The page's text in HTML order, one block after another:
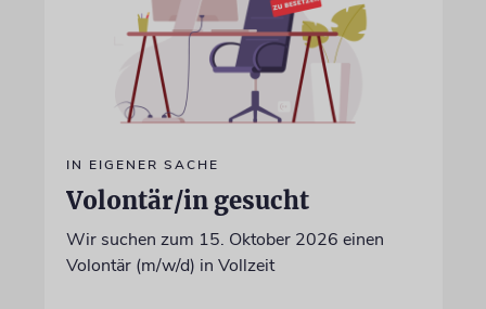
IN EIGENER SACHE
Volontär/in gesucht
Wir suchen zum 15. Oktober 2026 einen
Volontär (m/w/d) in Vollzeit